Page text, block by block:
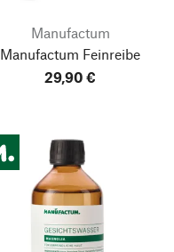
Manufactum
Manufactum Feinreibe
29,90 €